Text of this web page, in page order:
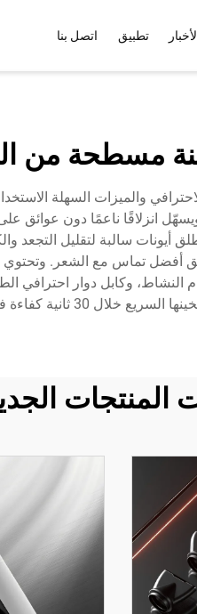
تطبيق اتصل بنا
مسطحة من
والميزات السهلة
أيونات سالبة لتقليل التجعد
أفضل تماس مع الشعر.
السلامة: إيقاف التشغيل التلقائي بعد 45 دقيقة
في روتين التصفيف اليومي.
المنتجات